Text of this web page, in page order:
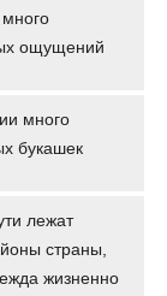
много
ощущений
много
букашек
лежат
страны,
жизненно